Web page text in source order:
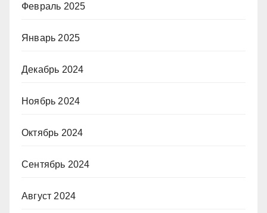
Февраль 2025
Январь 2025
Декабрь 2024
Ноябрь 2024
Октябрь 2024
Сентябрь 2024
Август 2024